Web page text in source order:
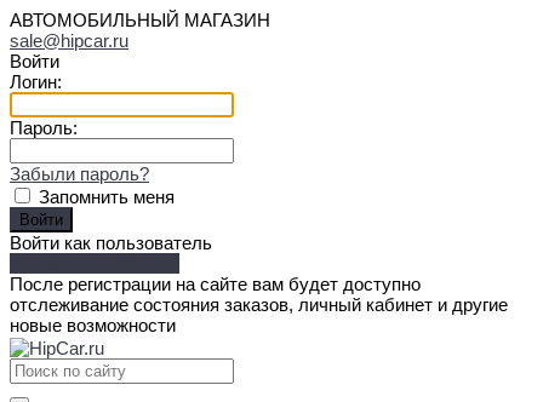
АВТОМОБИЛЬНЫЙ МАГАЗИН
sale@hipcar.ru
Войти
Логин:
Пароль:
Забыли пароль?
Запомнить меня
Войти как пользователь
После регистрации на сайте вам будет доступно
отслеживание состояния заказов, личный кабинет и другие
новые возможности